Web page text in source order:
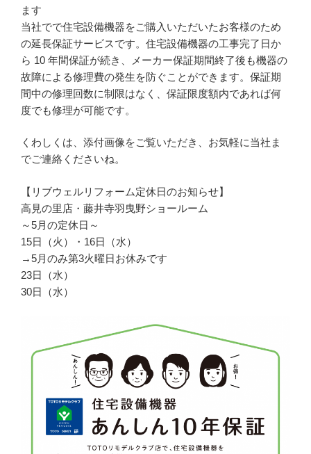
ます
当社でで住宅設備機器をご購入いただいたお客様のため
の延長保証サービスです。住宅設備機器の工事完了日か
ら 10 年間保証が続き、メーカー保証期間終了後も機器の
故障による修理費の発生を防ぐことができます。保証期
間中の修理回数に制限はなく、保証限度額内であれば何
度でも修理が可能です。
くわしくは、添付画像をご覧いただき、お気軽に当社ま
でご連絡くださいね。
【リブウェルリフォーム定休日のお知らせ】
高見の里店・藤井寺羽曳野ショールーム
～5月の定休日～
15日（火）・16日（水）
→5月のみ第3火曜日お休みです
23日（水）
30日（水）